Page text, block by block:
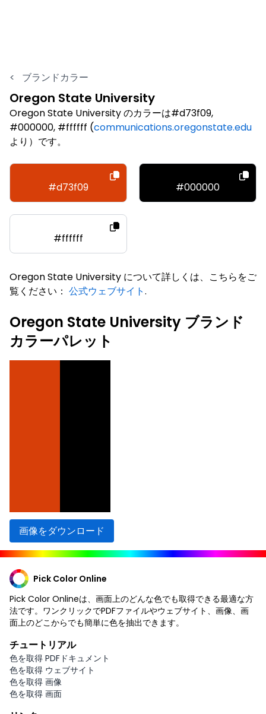
< ブランドカラー
Oregon State University
Oregon State University のカラーは#d73f09,
#000000, #ffffff (communications.oregonstate.edu
より）です。
#d73f09 #000000
#ffffff
Oregon State University について詳しくは、こちらをご
覧ください： 公式ウェブサイト.
Oregon State University ブランド
カラーパレット
画像をダウンロード
Pick Color Online
Pick Color Onlineは、画面上のどんな色でも取得できる最適な方
法です。ワンクリックでPDFファイルやウェブサイト、画像、画
面上のどこからでも簡単に色を抽出できます。
チュートリアル
色を取得 PDFドキュメント
色を取得 ウェブサイト
色を取得 画像
色を取得 画面